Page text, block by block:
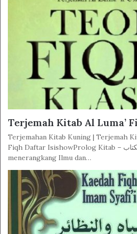
Terjemah Kitab Al Luma’
Terjemahan Kitab Kuning | Terjemah
Fiqh Daftar IsishowProlog Kitab – خطبة الكتابBab
menerangkang Ilmu dan…